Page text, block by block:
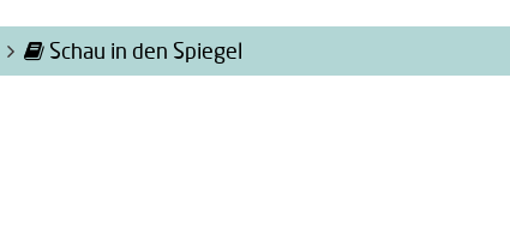
Schau in den Spiegel